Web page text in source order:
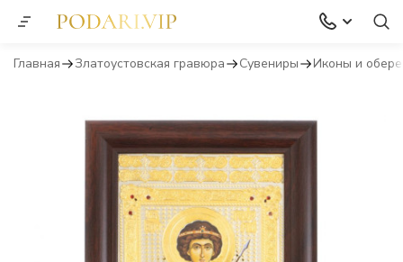
Главная Златоустовская гравюра Сувениры Иконы и